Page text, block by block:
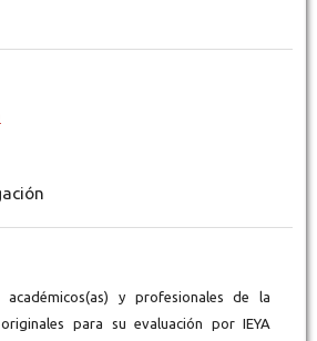
académicos(as) y profesionales de la
para su evaluación por IEYA